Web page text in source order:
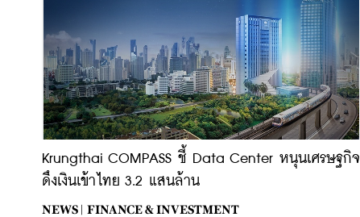
Krungthai COMPASS ชี้ Data Center หนุนเศรษฐกิจ
ดึงเงินเข้าไทย 3.2 แสนล้าน
NEWS | FINANCE & INVESTMENT